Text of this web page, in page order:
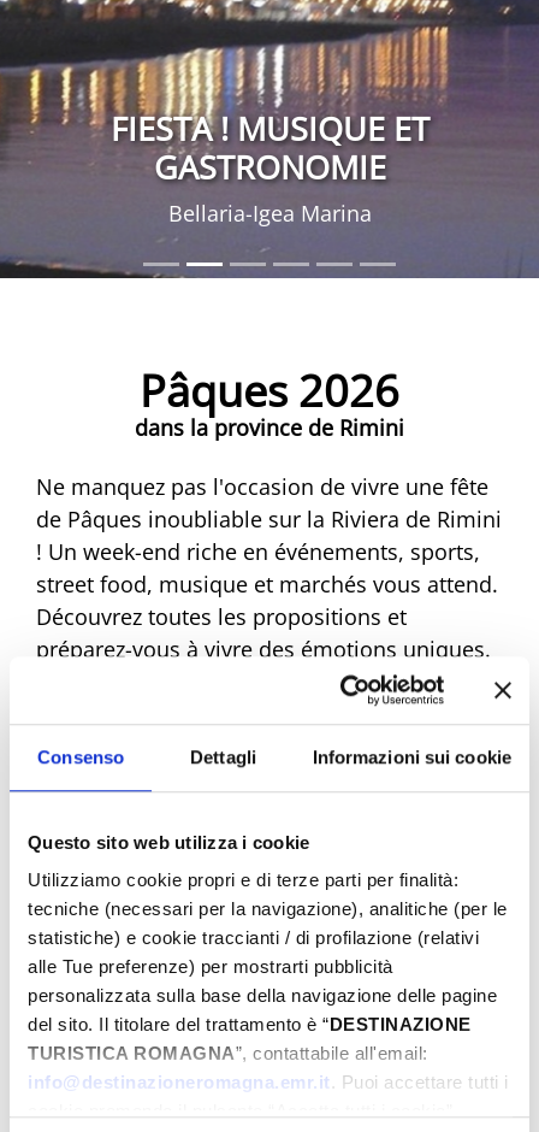
Consenso Dettagli Informazioni sui cookie
Questo sito web utilizza i cookie
Utilizziamo cookie propri e di terze parti per finalità:
tecniche (necessari per la navigazione), analitiche (per le
statistiche) e cookie traccianti / di profilazione (relativi
alle Tue preferenze) per mostrarti pubblicità
personalizzata sulla base della navigazione delle pagine
del sito. Il titolare del trattamento è “DESTINAZIONE
TURISTICA ROMAGNA”, contattabile all'email:
info@destinazioneromagna.emr.it. Puoi accettare tutti i
FIESTA ! MUSIQUE ET
GASTRONOMIE
Bellaria-Igea Marina
Pâques 2026
dans la province de Rimini
Ne manquez pas l'occasion de vivre une fête
de Pâques inoubliable sur la Riviera de Rimini
! Un week-end riche en événements, sports,
street food, musique et marchés vous attend.
Découvrez toutes les propositions et
préparez-vous à vivre des émotions uniques.
Réservez dès maintenant votre Pâques de
Du
Au